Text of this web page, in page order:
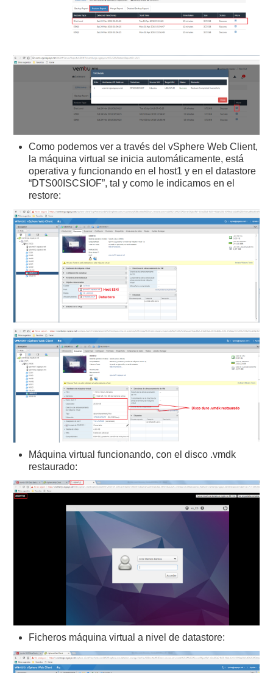
Como podemos ver a través del vSphere Web Client,
la máquina virtual se inicia automáticamente, está
operativa y funcionando en el host1 y en el datastore
“DTS00ISCSIOF”, tal y como le indicamos en el
restore:
Máquina virtual funcionando, con el disco .vmdk
restaurado:
Ficheros máquina virtual a nivel de datastore: